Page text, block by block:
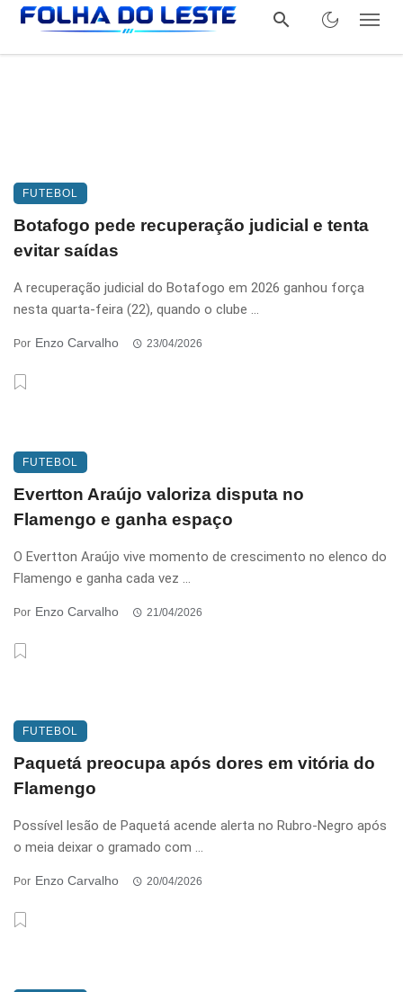
FUTEBOL
Botafogo pede recuperação judicial e tenta
evitar saídas
A recuperação judicial do Botafogo em 2026 ganhou força
nesta quarta-feira (22), quando o clube ...
Por Enzo Carvalho 23/04/2026
FUTEBOL
Evertton Araújo valoriza disputa no
Flamengo e ganha espaço
O Evertton Araújo vive momento de crescimento no elenco do
Flamengo e ganha cada vez ...
Por Enzo Carvalho 21/04/2026
FUTEBOL
Paquetá preocupa após dores em vitória do
Flamengo
Possível lesão de Paquetá acende alerta no Rubro-Negro após
o meia deixar o gramado com ...
Por Enzo Carvalho 20/04/2026